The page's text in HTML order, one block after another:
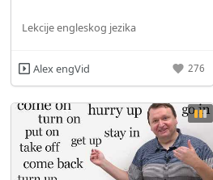
Lekcije engleskog jezika
Alex engVid 276